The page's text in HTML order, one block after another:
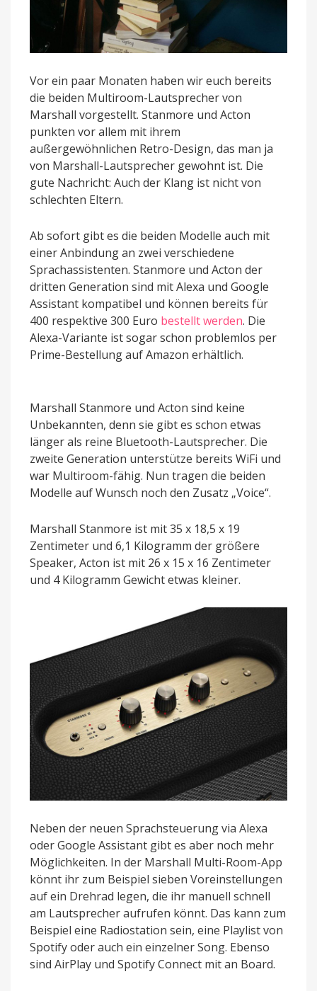
Vor ein paar Monaten haben wir euch bereits
die beiden Multiroom-Lautsprecher von
Marshall vorgestellt. Stanmore und Acton
punkten vor allem mit ihrem
außergewöhnlichen Retro-Design, das man ja
von Marshall-Lautsprecher gewohnt ist. Die
gute Nachricht: Auch der Klang ist nicht von
schlechten Eltern.
Ab sofort gibt es die beiden Modelle auch mit
einer Anbindung an zwei verschiedene
Sprachassistenten. Stanmore und Acton der
dritten Generation sind mit Alexa und Google
Assistant kompatibel und können bereits für
400 respektive 300 Euro bestellt werden. Die
Alexa-Variante ist sogar schon problemlos per
Prime-Bestellung auf Amazon erhältlich.
Marshall Stanmore und Acton sind keine
Unbekannten, denn sie gibt es schon etwas
länger als reine Bluetooth-Lautsprecher. Die
zweite Generation unterstütze bereits WiFi und
war Multiroom-fähig. Nun tragen die beiden
Modelle auf Wunsch noch den Zusatz „Voice“.
Marshall Stanmore ist mit 35 x 18,5 x 19
Zentimeter und 6,1 Kilogramm der größere
Speaker, Acton ist mit 26 x 15 x 16 Zentimeter
und 4 Kilogramm Gewicht etwas kleiner.
Neben der neuen Sprachsteuerung via Alexa
oder Google Assistant gibt es aber noch mehr
Möglichkeiten. In der Marshall Multi-Room-App
könnt ihr zum Beispiel sieben Voreinstellungen
auf ein Drehrad legen, die ihr manuell schnell
am Lautsprecher aufrufen könnt. Das kann zum
Beispiel eine Radiostation sein, eine Playlist von
Spotify oder auch ein einzelner Song. Ebenso
sind AirPlay und Spotify Connect mit an Board.